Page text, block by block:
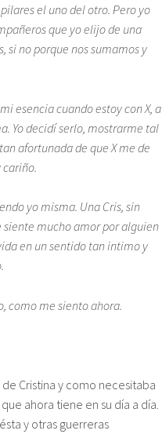
el uno del otro. Pero yo
que yo elijo de una
si no porque nos sumamos y
esencia cuando estoy con X, a
Yo decidí serlo, mostrarme tal
afortunada de que X me de
yo misma. Una Cris, sin
mucho amor por alguien
en un sentido tan intimo y
como me siento ahora.
Cristina y como necesitaba
ahora tiene en su día a día.
y otras guerreras